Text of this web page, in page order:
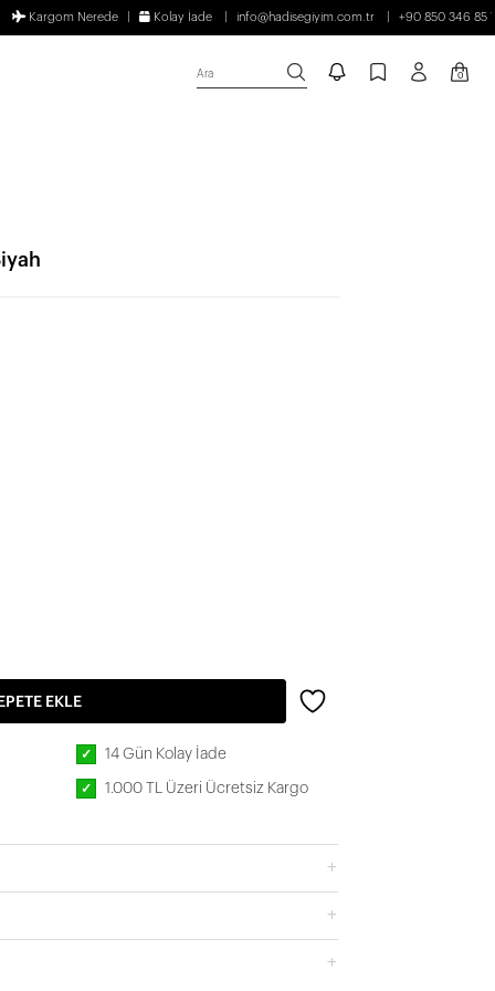
Kargom Nerede Kolay İade info@hadisegiyim.com.tr +90 850 346 85
Ara 0
EKLE
✓ 14 Gün Kolay İade
✓ 1.000 TL Üzeri Ücretsiz Kargo